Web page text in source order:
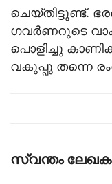
ചെയ്തിട്ടുണ്ട്.
ഗവർണറുടെ
പൊളിച്ചു
വകുപ്പു തന്നെ
സ്വന്തം